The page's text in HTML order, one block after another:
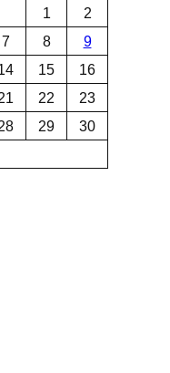
1
2
7 8
9
15
16
22
23
29
30